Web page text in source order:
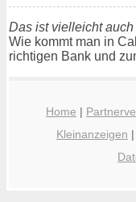
Das ist vielleicht
Wie kommt man in
richtigen Bank und
Home |
Kleinanzeigen |